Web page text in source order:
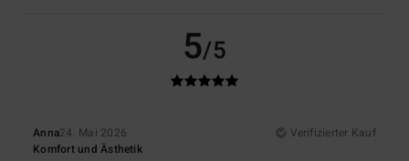
5/5
Anna24. Mai 2026
Verifizierter Kauf
Komfort und Ästhetik